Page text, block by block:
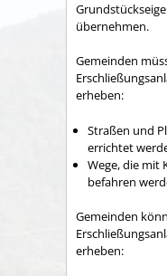
übernehmen.
Gemeinden
erheben:
Straßen und
errichtet
Wege, die mit
befahren
Gemeinden
erheben: